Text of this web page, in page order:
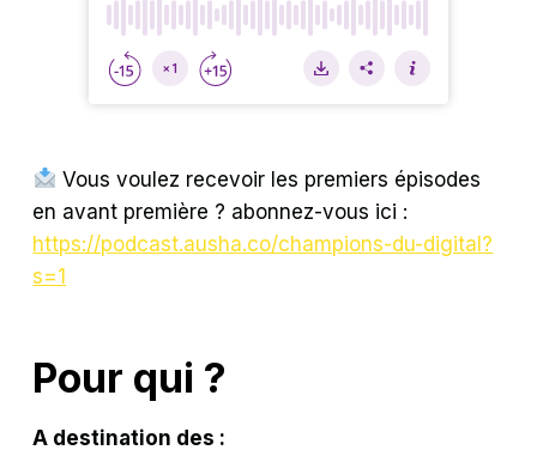
Vous voulez recevoir les premiers épisodes
en avant première ? abonnez-vous ici :
https://podcast.ausha.co/champions-du-digital?
s=1
Pour qui ?
A destination des :